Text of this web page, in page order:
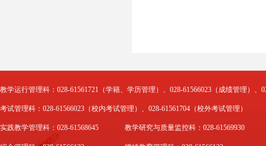
教学运行管理科：028-61561721（学籍、学历管理）、028-61566023（成绩管理）、
考试管理科：028-61566023（校内考试管理）、028-61561704（校外考试管理）
实践教学管理科：028-61568645 教学研究与质量监控科：028-61569930